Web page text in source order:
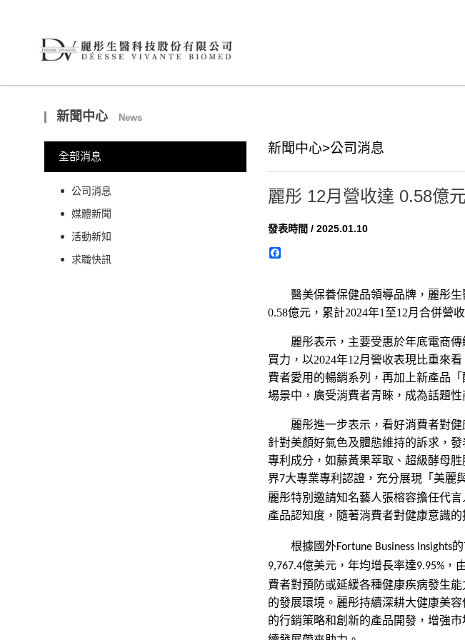
新聞中心 News
全部消息
公司消息
媒體新聞
活動新知
求職快訊
新聞中心>公司消息
麗彤 12月營收達 0.58億
發表時間 / 2025.01.10
Facebook
醫美保養保健品領導品牌，麗彤
0.58億元，累計2024年1 至12月合併營
麗彤表示， 主要受惠於年底電商
買力，以2024年12月營收表現比重來看
費者愛用的暢銷系列，再加上新產品
場景中，廣受消費者青睞，成為話題
麗彤進一步表示，看好消費者對
針對美顏好氣色及體態維持的訴求，
專利成分，如藤黃果萃取、超級酵母
界7大專業專利認證，充分展現「美麗
麗彤特別邀請知名藝人張榕容擔任代
產品認知度，隨著消費者對健康意識
根據國外Fortune Business Insights的
9,767.4億美元，年均增長率達9.95%，
費者對預防或延緩各種健康疾病發生
的發展環境。麗彤持續深耕大健康美
的行銷策略和創新的產品開發，增強